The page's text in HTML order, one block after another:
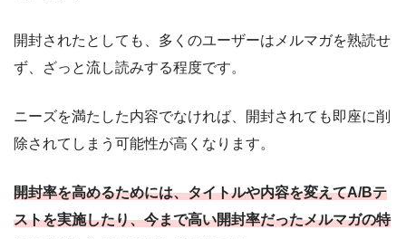
開封されたとしても、多くのユーザーはメルマガを熟読せ
ず、ざっと流し読みする程度です。
ニーズを満たした内容でなければ、開封されても即座に削
除されてしまう可能性が高くなります。
開封率を高めるためには、タイトルや内容を変えてA/Bテ
ストを実施したり、今まで高い開封率だったメルマガの特